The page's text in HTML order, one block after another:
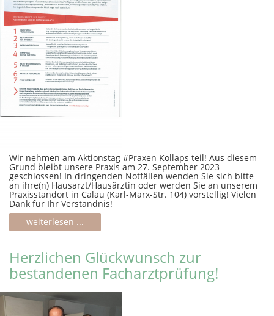
Wir nehmen am Aktionstag #Praxen Kollaps teil! Aus diesem
Grund bleibt unsere Praxis am 27. September 2023
geschlossen! In dringenden Notfällen wenden Sie sich bitte
an ihre(n) Hausarzt/Hausärztin oder werden Sie an unserem
Praxisstandort in Calau (Karl-Marx-Str. 104) vorstellig! Vielen
Dank für Ihr Verständnis!
weiterlesen ...
Herzlichen Glückwunsch zur
bestandenen Facharztprüfung!